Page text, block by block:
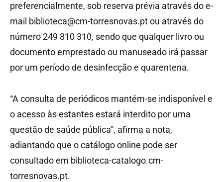
preferencialmente, sob reserva prévia através do e-
mail biblioteca@cm-torresnovas.pt ou através do
número 249 810 310, sendo que qualquer livro ou
documento emprestado ou manuseado irá passar
por um período de desinfecção e quarentena.
“A consulta de periódicos mantém-se indisponível e
o acesso às estantes estará interdito por uma
questão de saúde pública”, afirma a nota,
adiantando que o catálogo online pode ser
consultado em biblioteca-catalogo.cm-
torresnovas.pt.